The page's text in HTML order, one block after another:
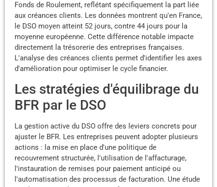
Fonds de Roulement, reflétant spécifiquement la part liée
aux créances clients. Les données montrent qu'en France,
le DSO moyen atteint 52 jours, contre 44 jours pour la
moyenne européenne. Cette différence notable impacte
directement la trésorerie des entreprises françaises.
L'analyse des créances clients permet d'identifier les axes
d'amélioration pour optimiser le cycle financier.
Les stratégies d'équilibrage du
BFR par le DSO
La gestion active du DSO offre des leviers concrets pour
ajuster le BFR. Les entreprises peuvent adopter plusieurs
actions : la mise en place d'une politique de
recouvrement structurée, l'utilisation de l'affacturage,
l'instauration de remises pour paiement anticipé ou
l'automatisation des processus de facturation. Une étude